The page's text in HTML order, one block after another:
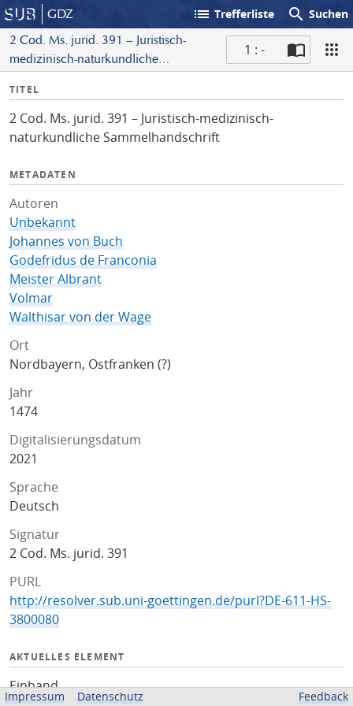
GDZ list Trefferliste search Suchen
2 Cod. Ms. jurid. 391 – Juristisch-
medizinisch-naturkundliche
1 : -
I
f
o
TITEL
2 Cod. Ms. jurid. 391 – Juristisch-medizinisch-
naturkundliche Sammelhandschrift
METADATEN
Autoren
Unbekannt
Johannes von Buch
Godefridus de Franconia
Meister Albrant
Volmar
Walthisar von der Wage
Ort
Nordbayern, Ostfranken (?)
Jahr
1474
Digitalisierungsdatum
2021
Sprache
Deutsch
Signatur
2 Cod. Ms. jurid. 391
PURL
http://resolver.sub.uni-goettingen.de/purl?DE-611-HS-
3800080
AKTUELLES ELEMENT
Einband
Impressum Datenschutz Feedback